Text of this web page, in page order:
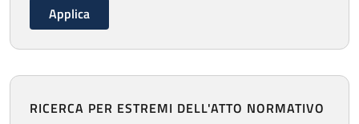
RICERCA PER ESTREMI DELL'ATTO NORMATIVO